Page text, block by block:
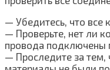
— Убедитесь, что все
— Проверьте, нет ли
провода подключены
— Проследите за